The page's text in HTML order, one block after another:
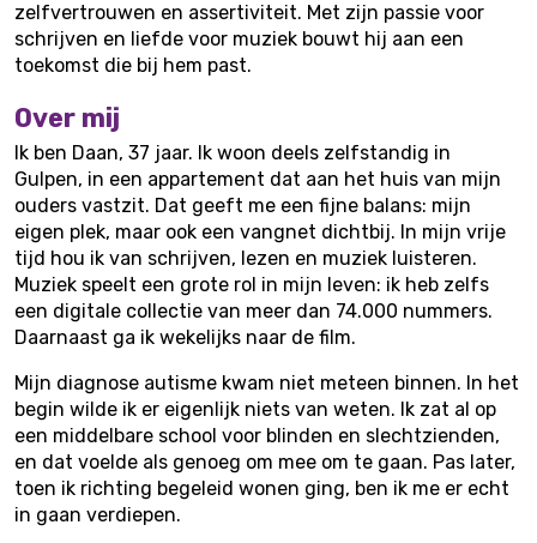
zelfvertrouwen en assertiviteit. Met zijn passie voor
schrijven en liefde voor muziek bouwt hij aan een
toekomst die bij hem past.
Over mij
Ik ben Daan, 37 jaar. Ik woon deels zelfstandig in
Gulpen, in een appartement dat aan het huis van mijn
ouders vastzit. Dat geeft me een fijne balans: mijn
eigen plek, maar ook een vangnet dichtbij. In mijn vrije
tijd hou ik van schrijven, lezen en muziek luisteren.
Muziek speelt een grote rol in mijn leven: ik heb zelfs
een digitale collectie van meer dan 74.000 nummers.
Daarnaast ga ik wekelijks naar de film.
Mijn diagnose autisme kwam niet meteen binnen. In het
begin wilde ik er eigenlijk niets van weten. Ik zat al op
een middelbare school voor blinden en slechtzienden,
en dat voelde als genoeg om mee om te gaan. Pas later,
toen ik richting begeleid wonen ging, ben ik me er echt
in gaan verdiepen.